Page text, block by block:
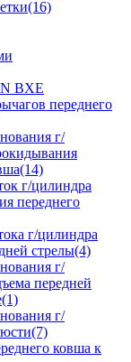
BXE
переднего
г/
г/цилиндра
переднего
г/цилиндра
стрелы(4)
г/
передней
г/
ковша к